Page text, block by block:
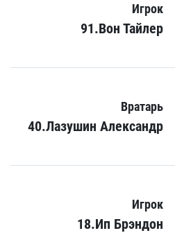
Игрок
91.Вон Тайлер
Вратарь
40.Лазушин Александр
Игрок
18.Ип Брэндон